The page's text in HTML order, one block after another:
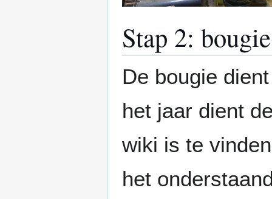
Stap 2: bougie
De bougie
het jaar dient
wiki is te
het